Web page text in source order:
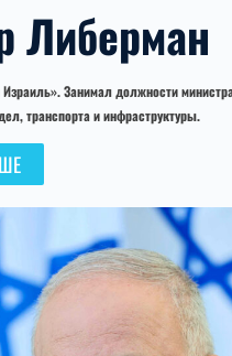
Либерман
Занимал должности
транспорта и инфраструктуры.